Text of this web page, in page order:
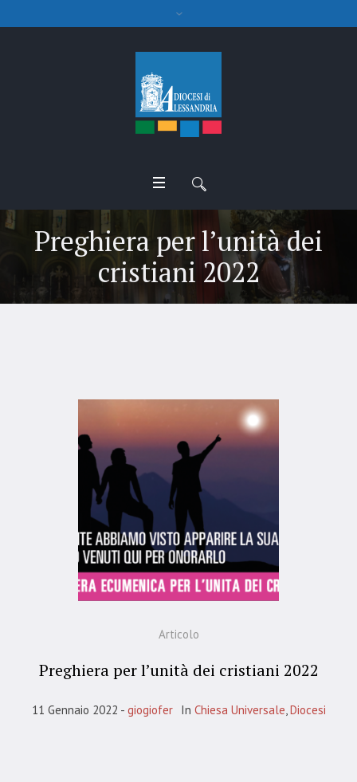
Preghiera per l’unità dei
cristiani 2022
Articolo
Preghiera per l’unità dei cristiani 2022
11 Gennaio 2022 giogiofer In Chiesa Universale Diocesi